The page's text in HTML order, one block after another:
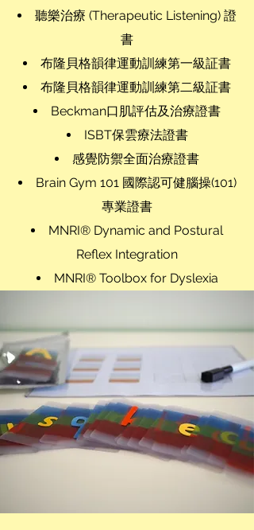
聽樂治療 (Therapeutic Listening) 證
書
布隆貝格韻律運動訓練第一級証書
布隆貝格韻律運動訓練第二級証書​
Beckman口肌評估及治療證書
ISBT保雲療法證書
感覺防禦全面治療證書
Brain Gym 101 國際認可健腦操(101)
專業證書
MNRI® Dynamic and Postural
Reflex Integration
MNRI® Toolbox for Dyslexia